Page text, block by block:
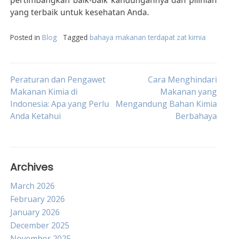
yang terbaik untuk kesehatan Anda.
Posted in Blog Tagged bahaya makanan terdapat zat kimia
Post
navigation
Peraturan dan Pengawet
Makanan Kimia di
Indonesia: Apa yang Perlu
Anda Ketahui
Cara Menghindari
Makanan yang
Mengandung Bahan Kimia
Berbahaya
Archives
March 2026
February 2026
January 2026
December 2025